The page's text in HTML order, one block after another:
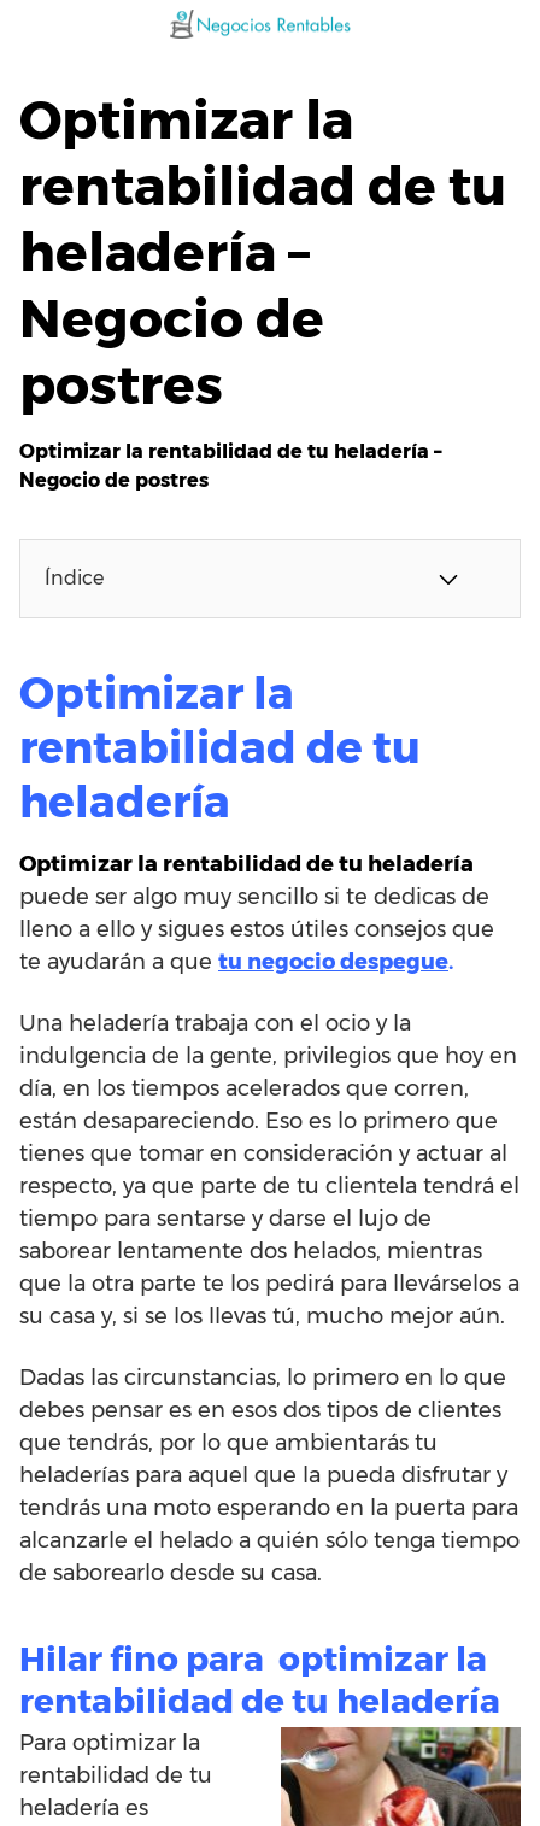
Optimizar la
rentabilidad de tu
heladería –
Negocio de
postres
Optimizar la rentabilidad de tu heladería –
Negocio de postres
Índice
Optimizar la
rentabilidad de tu
heladería
Optimizar la rentabilidad de tu heladería
puede ser algo muy sencillo si te dedicas de
lleno a ello y sigues estos útiles consejos que
te ayudarán a que tu negocio despegue.
Una heladería trabaja con el ocio y la
indulgencia de la gente, privilegios que hoy en
día, en los tiempos acelerados que corren,
están desapareciendo. Eso es lo primero que
tienes que tomar en consideración y actuar al
respecto, ya que parte de tu clientela tendrá el
tiempo para sentarse y darse el lujo de
saborear lentamente dos helados, mientras
que la otra parte te los pedirá para llevárselos a
su casa y, si se los llevas tú, mucho mejor aún.
Dadas las circunstancias, lo primero en lo que
debes pensar es en esos dos tipos de clientes
que tendrás, por lo que ambientarás tu
heladerías para aquel que la pueda disfrutar y
tendrás una moto esperando en la puerta para
alcanzarle el helado a quién sólo tenga tiempo
de saborearlo desde su casa.
Hilar fino para optimizar la
rentabilidad de tu heladería
Para optimizar la
rentabilidad de tu
heladería es